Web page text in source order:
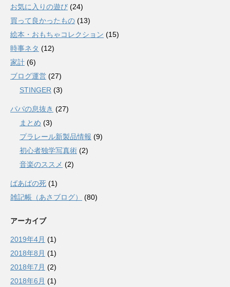
お気に入りの遊び (24)
買って良かったもの (13)
絵本・おもちゃコレクション (15)
時事ネタ (12)
家計 (6)
ブログ運営 (27)
STINGER (3)
パパの息抜き (27)
まとめ (3)
プラレール新製品情報 (9)
初心者独学写真術 (2)
音楽のススメ (2)
ばあばの死 (1)
雑記帳（あさブログ）
(80)
アーカイブ
2019年4月 (1)
2018年8月 (1)
2018年7月 (2)
2018年6月 (1)